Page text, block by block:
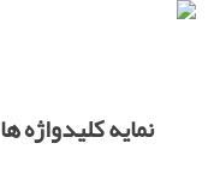
نمایه کلیدواژه ها